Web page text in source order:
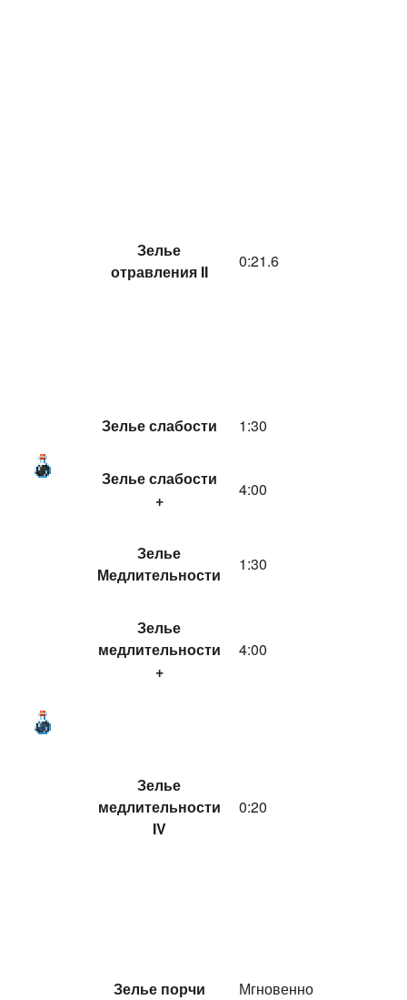
Зелье
отравления II
0:21.6
Зелье слабости 1:30
Зелье слабости
+
4:00
Зелье
Медлительности
1:30
Зелье
медлительности
+
4:00
Зелье
медлительности
IV
0:20
Зелье порчи Мгновенно